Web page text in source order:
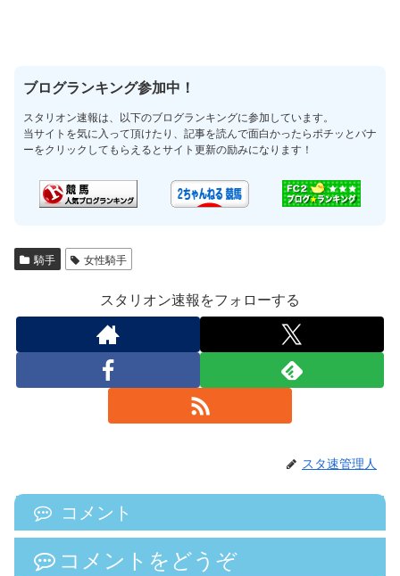
ブログランキング参加中！
スタリオン速報は、以下のブログランキングに参加しています。
当サイトを気に入って頂けたり、記事を読んで面白かったらポチッとバナ
ーをクリックしてもらえるとサイト更新の励みになります！
騎手 女性騎手
スタリオン速報をフォローする
スタ速管理人
コメント
コメントをどうぞ